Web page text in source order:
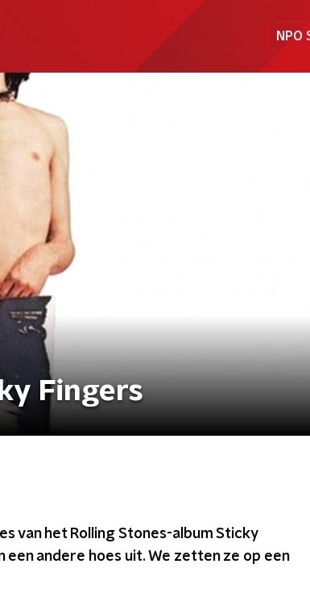
NPO
Fingers
van het Rolling Stones-album Sticky
een andere hoes uit. We zetten ze op een